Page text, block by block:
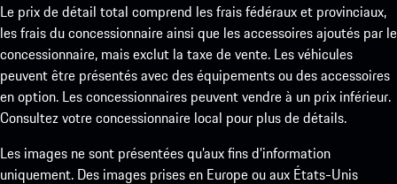
Le prix de détail total comprend les frais fédéraux et provinciaux,
les frais du concessionnaire ainsi que les accessoires ajoutés par le
concessionnaire, mais exclut la taxe de vente. Les véhicules
peuvent être présentés avec des équipements ou des accessoires
en option. Les concessionnaires peuvent vendre à un prix inférieur.
Consultez votre concessionnaire local pour plus de détails.
Les images ne sont présentées qu’aux fins d’information
uniquement. Des images prises en Europe ou aux États-Unis